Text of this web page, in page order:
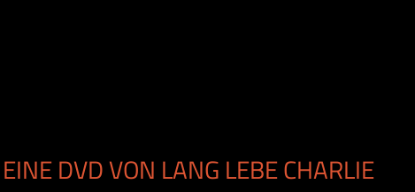
DVD VON LANG LEBE CHARLIE